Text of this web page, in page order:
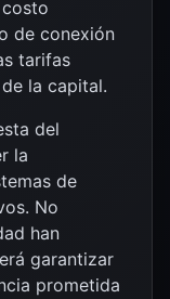
de conexión
tarifas
la capital.
del
la
de
No
han
garantizar
prometida